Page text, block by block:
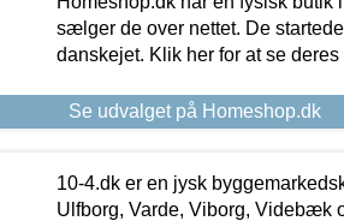
sælger de over nettet. De
danskejet. Klik her for at se deres
Se udvalget på Homeshop.dk
10-4.dk er en jysk
Ulfborg, Varde, Viborg, Videbæk